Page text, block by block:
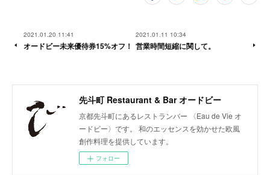
2021.01.20 11:41
オードビー未来優待券15%オフ！
2021.01.11 10:34
営業時間短縮に関して。
先斗町 Restaurant & Bar オードビー
京都先斗町にあるレストランバー 〈Eau de Vie オ
ードビー〉です。 和のエッセンスを効かせた欧風
創作料理を提供しています。
フォロー